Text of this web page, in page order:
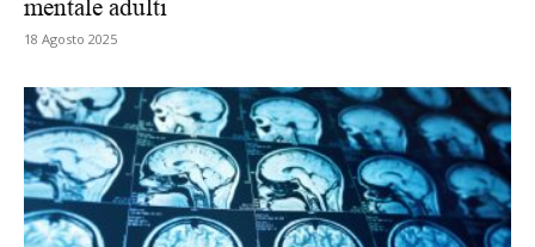
mentale adulti
18 Agosto 2025